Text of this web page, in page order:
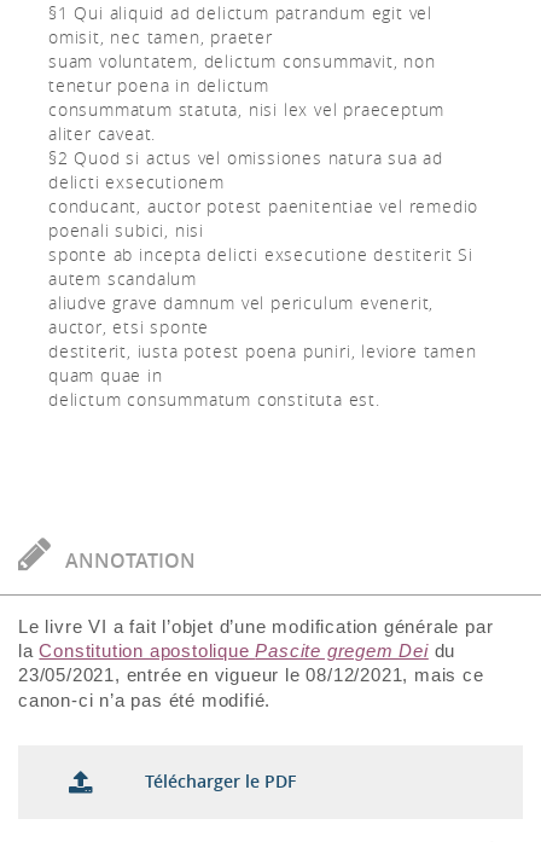
§1 Qui aliquid ad delictum patrandum egit vel
omisit, nec tamen, praeter
suam voluntatem, delictum consummavit, non
tenetur poena in delictum
consummatum statuta, nisi lex vel praeceptum
aliter caveat.
§2 Quod si actus vel omissiones natura sua ad
delicti exsecutionem
conducant, auctor potest paenitentiae vel remedio
poenali subici, nisi
sponte ab incepta delicti exsecutione destiterit Si
autem scandalum
aliudve grave damnum vel periculum evenerit,
auctor, etsi sponte
destiterit, iusta potest poena puniri, leviore tamen
quam quae in
delictum consummatum constituta est.
ANNOTATION
Le livre VI a fait l’objet d’une modification générale par
laConstitution apostoliquePascite gregem Deidu
23/05/2021, entrée en vigueur le 08/12/2021, mais ce
canon-ci n’a pas été modifié.
Télécharger le PDF